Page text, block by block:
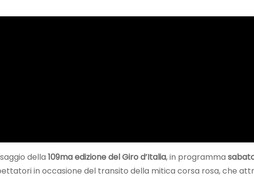
della 109ma edizione del Giro d’Italia, in programma
in occasione del transito della mitica corsa rosa, che